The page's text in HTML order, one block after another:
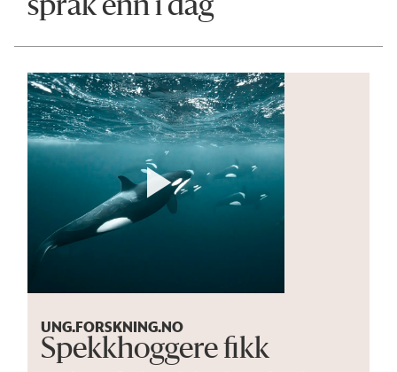
språk enn i dag
UNG.FORSKNING.NO
Spekkhoggere fikk